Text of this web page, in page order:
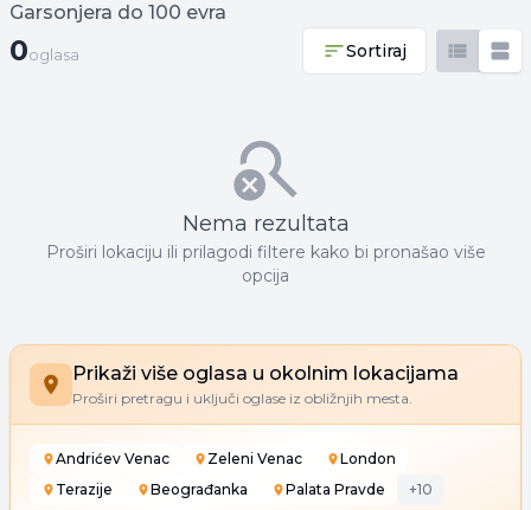
Garsonjera do 100 evra
0 oglasa
0oglasa Sortiraj
Nema rezultata
Proširi lokaciju ili prilagodi filtere kako bi pronašao više
opcija
Prikaži više oglasa u okolnim lokacijama
Proširi pretragu i uključi oglase iz obližnjih mesta.
Andrićev Venac Zeleni Venac
London
Terazije
Beograđanka Palata Pravde +10